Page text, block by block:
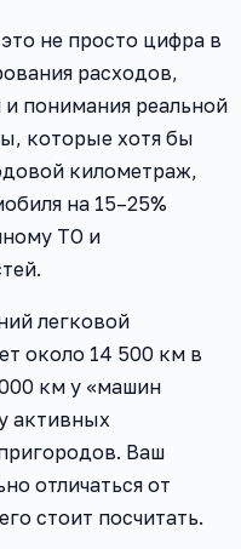
не просто цифра в
расходов,
понимания реальной
которые хотя бы
километраж,
на 15–25%
ТО и
легковой
около 14 500 км в
км у «машин
активных
Ваш
отличаться от
стоит посчитать.